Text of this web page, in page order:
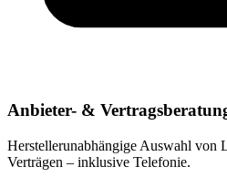
Anbieter- &
Herstellerunabhängige Auswahl von
Verträgen – inklusive Telefonie.